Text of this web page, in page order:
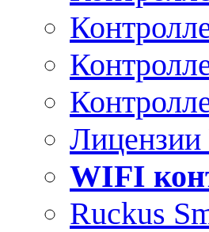
Лицензии
WIFI
Ruckus